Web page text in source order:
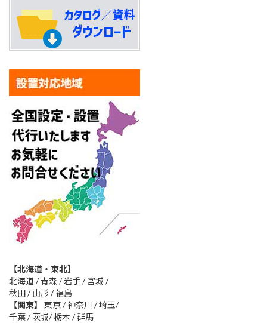
【北海道・東北】
北海道 / 青森 / 岩手 / 宮城 /
秋田 / 山形 / 福島
【関東】
東京 / 神奈川 / 埼玉/
千葉 / 茨城/ 栃木 / 群馬